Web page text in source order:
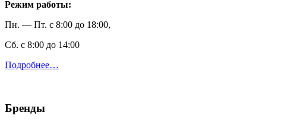
Режим работы:
Пн. — Пт. с 8:00 до 18:00,
Сб. с 8:00 до 14:00
Подробнее…
Бренды